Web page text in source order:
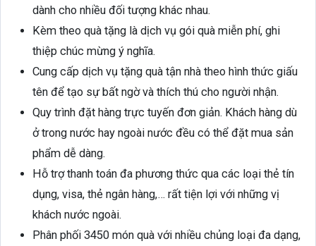
dành cho nhiều đối tượng khác nhau.
Kèm theo quà tặng là dịch vụ gói quà miễn phí, ghi
thiệp chúc mừng ý nghĩa.
Cung cấp dịch vụ tặng quà tận nhà theo hình thức giấu
tên để tạo sự bất ngờ và thích thú cho người nhận.
Quy trình đặt hàng trực tuyến đơn giản. Khách hàng dù
ở trong nước hay ngoài nước đều có thể đặt mua sản
phẩm dễ dàng.
Hỗ trợ thanh toán đa phương thức qua các loại thẻ tín
dụng, visa, thẻ ngân hàng,… rất tiện lợi với những vị
khách nước ngoài.
Phân phối 3450 món quà với nhiều chủng loại đa dạng,